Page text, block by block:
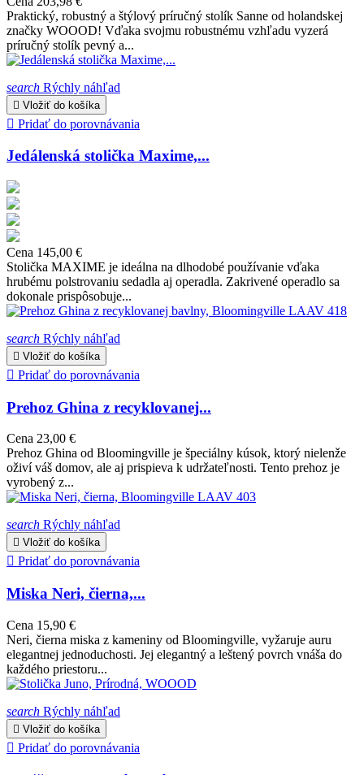
Praktický, robustný a štýlový príručný stolík Sanne od holandskej
značky WOOOD! Vďaka svojmu robustnému vzhľadu vyzerá
príručný stolík pevný a...
search Rýchly náhľad
 Vložiť do košíka
 Pridať do porovnávania
Jedálenská stolička Maxime,...
Cena 145,00 €
Stolička MAXIME je ideálna na dlhodobé používanie vďaka
hrubému polstrovaniu sedadla aj operadla. Zakrivené operadlo sa
dokonale prispôsobuje...
search Rýchly náhľad
 Vložiť do košíka
 Pridať do porovnávania
Prehoz Ghina z recyklovanej...
Cena 23,00 €
Prehoz Ghina od Bloomingville je špeciálny kúsok, ktorý nielenže
oživí váš domov, ale aj prispieva k udržateľnosti. Tento prehoz je
vyrobený z...
search Rýchly náhľad
 Vložiť do košíka
 Pridať do porovnávania
Miska Neri, čierna,...
Cena 15,90 €
Neri, čierna miska z kameniny od Bloomingville, vyžaruje auru
elegantnej jednoduchosti. Jej elegantný a leštený povrch vnáša do
každého priestoru...
search Rýchly náhľad
 Vložiť do košíka
 Pridať do porovnávania